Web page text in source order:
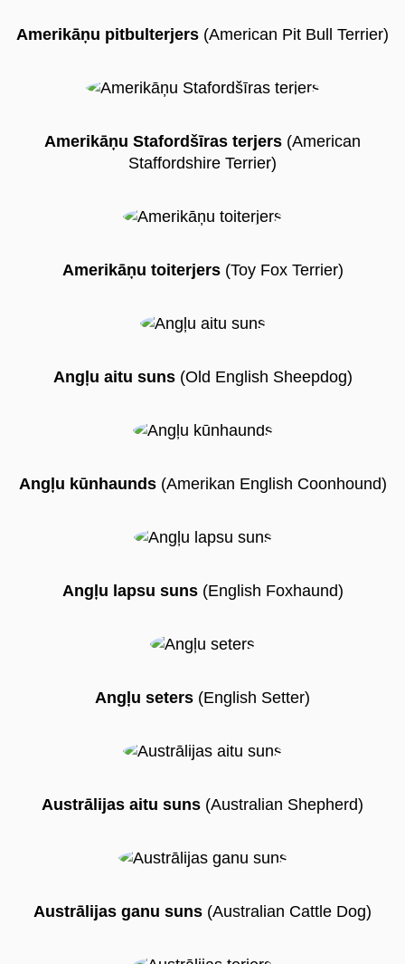
Amerikāņu pitbulterjers (American Pit Bull Terrier)
Amerikāņu Stafordšīras terjers (American
Staffordshire Terrier)
Amerikāņu toiterjers(Toy Fox Terrier)
Angļu aitu suns(Old English Sheepdog)
Angļu kūnhaunds(Amerikan English Coonhound)
Angļu lapsu suns(English Foxhaund)
Angļu seters (English Setter)
Austrālijas aitu suns (Australian Shepherd)
Austrālijas ganu suns (Australian Cattle Dog)